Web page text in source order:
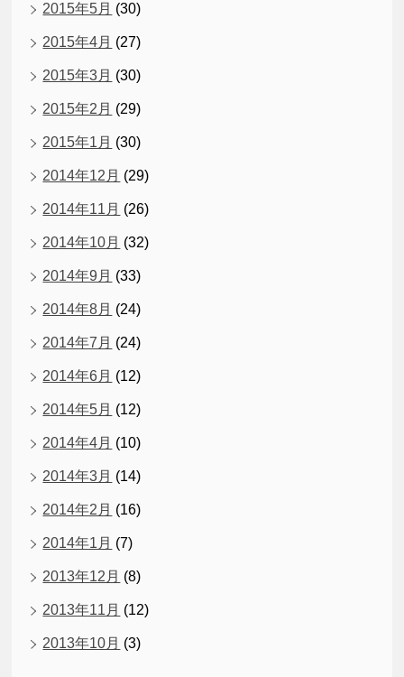
2015年5月 (30)
2015年4月 (27)
2015年3月 (30)
2015年2月 (29)
2015年1月 (30)
2014年12月 (29)
2014年11月 (26)
2014年10月 (32)
2014年9月 (33)
2014年8月 (24)
2014年7月 (24)
2014年6月 (12)
2014年5月 (12)
2014年4月 (10)
2014年3月 (14)
2014年2月 (16)
2014年1月 (7)
2013年12月 (8)
2013年11月 (12)
2013年10月 (3)